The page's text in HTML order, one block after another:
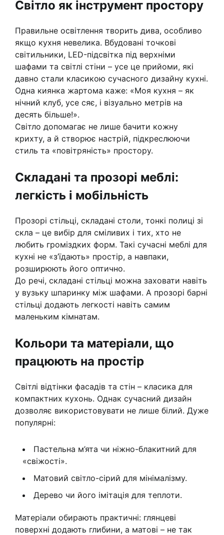
Світло як інструмент простору
Правильне освітлення творить дива, особливо
якщо кухня невелика. Вбудовані точкові
світильники, LED-підсвітка під верхніми
шафами та світлі стіни – усе це прийоми, які
давно стали класикою сучасного дизайну кухні.
Одна киянка жартома каже: «Моя кухня – як
нічний клуб, усе сяє, і візуально метрів на
десять більше!».
Світло допомагає не лише бачити кожну
крихту, а й створює настрій, підкреслюючи
стиль та «повітряність» простору.
Складані та прозорі меблі:
легкість і мобільність
Прозорі стільці, складані столи, тонкі полиці зі
скла – це вибір для сміливих і тих, хто не
любить громіздких форм. Такі сучасні меблі для
кухні не «з’їдають» простір, а навпаки,
розширюють його оптично.
До речі, складані стільці можна заховати навіть
у вузьку шпаринку між шафами. А прозорі барні
стільці додають легкості навіть самим
маленьким кімнатам.
Кольори та матеріали, що
працюють на простір
Світлі відтінки фасадів та стін – класика для
компактних кухонь. Однак сучасний дизайн
дозволяє використовувати не лише білий. Дуже
популярні:
Пастельна м’ята чи ніжно-блакитний для
«свіжості».
Матовий світло-сірий для мінімалізму.
Дерево чи його імітація для теплоти.
Матеріали обирають практичні: глянцеві
поверхні додають глибини, а матові – не так